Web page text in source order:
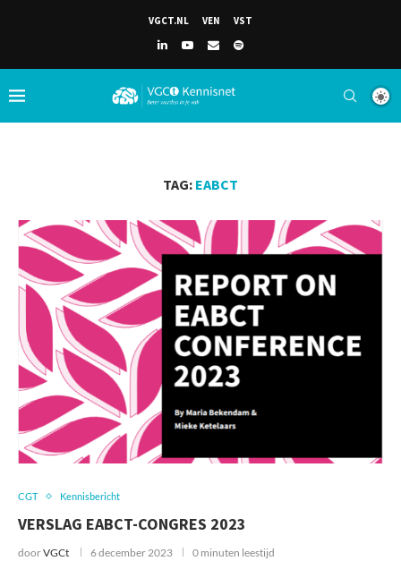
VGCT.NL VEN VST
TAG: EABCT
CGT Kennisbericht
VERSLAG EABCT-CONGRES 2023
doorVGCt 6 december 2023 0 minuten leestijd